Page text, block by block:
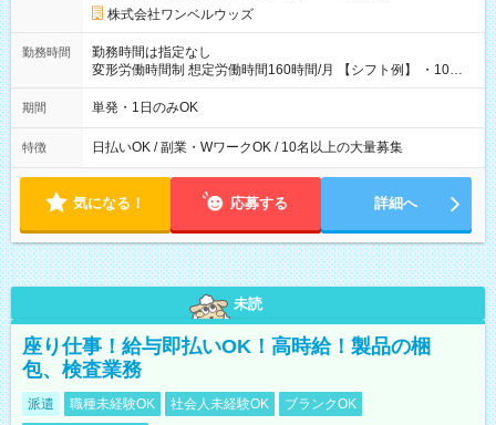
株式会社ワンベルウッズ
勤務時間
勤務時間は指定なし
変形労働時間制 想定労働時間160時間/月 【シフト例】 ・10：
00～20：00
期間 単発・1日のみOK
特徴 日払いOK / 副業・WワークOK / 10名以上の大量募集
気になる！ 応募する 詳細へ
未読
座り仕事！給与即払いOK！高時給！製品の梱
包、検査業務
派遣 職種未経験OK 社会人未経験OK
ブランクOK